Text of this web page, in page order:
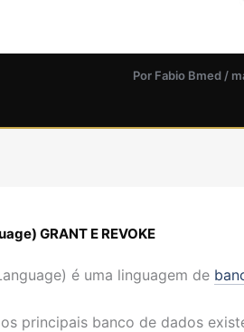
Por Fabio Bmed /
GRANT E REVOKE
é uma linguagem de
principais banco de dados